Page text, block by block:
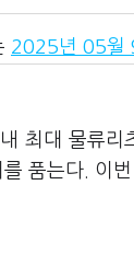
2025년 05월
최대 물류리
품는다. 이